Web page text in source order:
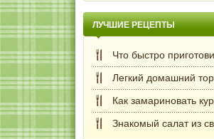
ЛУЧШИЕ РЕЦЕПТЫ
Что быстро
Легкий домашний
Как замариновать
Знакомый салат из